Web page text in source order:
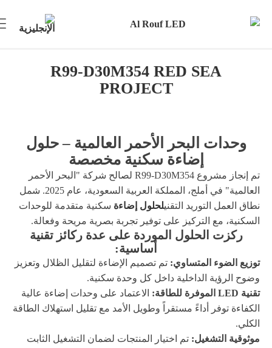
R99-D30M354 RED SEA
PROJECT
وحدات البحر الأحمر العالمية – حلول
إضاءة سكنية مخصصة
تم إنجاز مشروع R99-D30M354 لصالح شركة "البحر الأحمر
العالمية" في أملج، المملكة العربية السعودية، عام 2025. شمل
نطاق العمل التوريد التقنيلحلول إضاءةسكنية متقدمة للوحدات
السكنية، مع التركيز على توفير تجربة بصرية مريحة وفعالة.
ركزت الحلول الموردة على عدة ركائز تقنية
أساسية:
توزيع الضوء المتساوي:تم تصميم الإضاءة لتقليل الظلال وتعزيز
وضوح الرؤية الداخلية داخل كل وحدة سكنية.
تقنية LED
الموفرة للطاقة:الاعتماد على وحدات إضاءة عالية
الكفاءة توفر أداءً مستقراً وطويل الأمد مع تقليل استهلاك الطاقة
الكلي.
موثوقية التشغيل:تم اختيار المنتجات لضمان التشغيل الثابت